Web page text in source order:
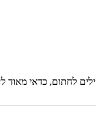
לחתום, כדאי מאוד